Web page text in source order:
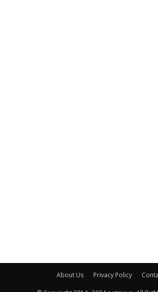
About Us Privacy Policy